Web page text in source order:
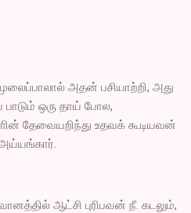
அதன் பசியாற்றி, அது
பாடும் ஒரு தாய் போல,
தேவையறிந்து உதவக் கூடியவன்
ஆட்சி புரிபவன் நீ. கடலும்,